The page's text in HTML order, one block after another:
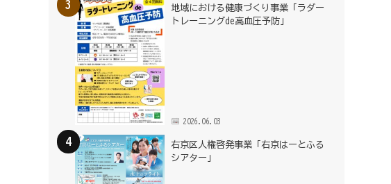
地域における健康づくり事業「ラダー
トレーニングde高血圧予防」
2026.06.03
右京区人権啓発事業「右京はーとふる
シアター」